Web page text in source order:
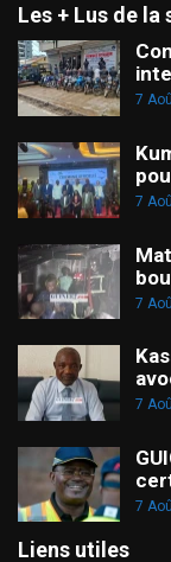
Les + Lus de la
7
7
7
7
7
Liens utiles